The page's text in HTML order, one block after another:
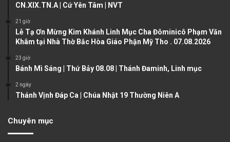
p
g
CN.XIX.TN.A | Cứ Yên Tâm | NVT
21 giờ
Lễ Tạ Ơn Mừng Kim Khánh Linh Mục Cha Đôminicô Phạm Văn
Khâm tại Nhà Thờ Bắc Hòa Giáo Phận Mỹ Tho . 07.08.2026
23 giờ
Bánh Mì Sáng | Thứ Bảy 08.08 | Thánh Đaminh, Linh mục
2 ngày
Thánh Vịnh Đáp Ca | Chúa Nhật 19 Thường Niên A
Chuyên mục